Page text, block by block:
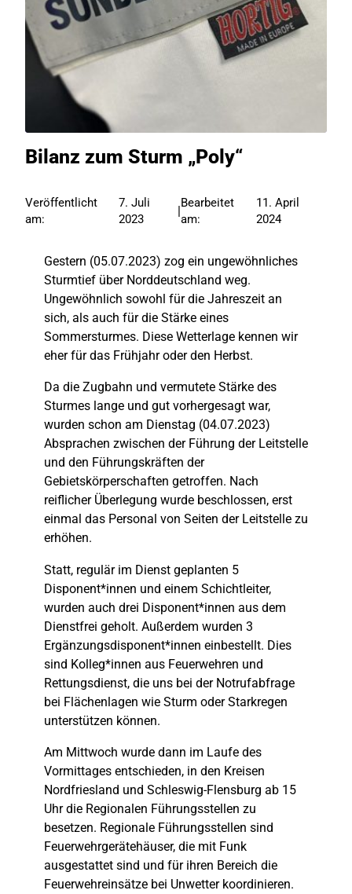
Bilanz zum Sturm „Poly“
Veröffentlicht
am:
7. Juli
2023
|
Bearbeitet
am:
11. April
2024
Gestern (05.07.2023) zog ein ungewöhnliches
Sturmtief über Norddeutschland weg.
Ungewöhnlich sowohl für die Jahreszeit an
sich, als auch für die Stärke eines
Sommersturmes. Diese Wetterlage kennen wir
eher für das Frühjahr oder den Herbst.
Da die Zugbahn und vermutete Stärke des
Sturmes lange und gut vorhergesagt war,
wurden schon am Dienstag (04.07.2023)
Absprachen zwischen der Führung der Leitstelle
und den Führungskräften der
Gebietskörperschaften getroffen. Nach
reiflicher Überlegung wurde beschlossen, erst
einmal das Personal von Seiten der Leitstelle zu
erhöhen.
Statt, regulär im Dienst geplanten 5
Disponent*innen und einem Schichtleiter,
wurden auch drei Disponent*innen aus dem
Dienstfrei geholt. Außerdem wurden 3
Ergänzungsdisponent*innen einbestellt. Dies
sind Kolleg*innen aus Feuerwehren und
Rettungsdienst, die uns bei der Notrufabfrage
bei Flächenlagen wie Sturm oder Starkregen
unterstützen können.
Am Mittwoch wurde dann im Laufe des
Vormittages entschieden, in den Kreisen
Nordfriesland und Schleswig-Flensburg ab 15
Uhr die Regionalen Führungsstellen zu
besetzen. Regionale Führungsstellen sind
Feuerwehrgerätehäuser, die mit Funk
ausgestattet sind und für ihren Bereich die
Feuerwehreinsätze bei Unwetter koordinieren.